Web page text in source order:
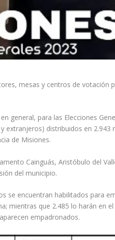
mesas y centros de votación
general, para las Elecciones
extranjeros) distribuidos en
de Misiones.
Cainguás, Aristóbulo del
del municipio.
se encuentran habilitados para
mientras que 2.485 lo harán en
empadronados.